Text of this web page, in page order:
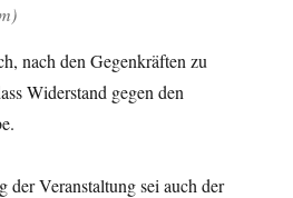
nach den Gegenkräften zu
Widerstand gegen den
der Veranstaltung sei auch der